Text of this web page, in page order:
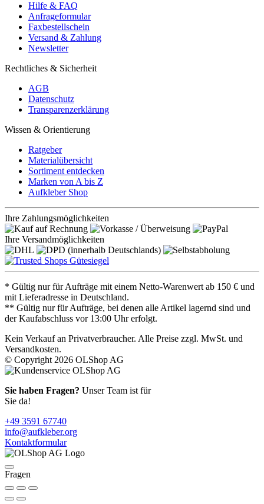
Hilfe & FAQ
Anfrageformular
Faxbestellschein
Versand & Zahlung
Newsletter
Rechtliches & Sicherheit
AGB
Datenschutz
Transparenzerklärung
Wissen & Orientierung
Ratgeber
Materialübersicht
Sortiment entdecken
Marken von A bis Z
Aufkleber Shop
Ihre Zahlungsmöglichkeiten
Ihre Versandmöglichkeiten
* Gültig nur für Aufträge mit einem Netto-Warenwert ab 150 € und
mit Lieferadresse in Deutschland.
** Gültig nur für Aufträge, bei denen alle Artikel lagernd sind und
der Kaufabschluss vor 13:00 Uhr erfolgt.
Kein Verkauf an Privatverbraucher. Alle Preise zzgl. MwSt. und
Versandkosten.
© Copyright 2026 OLShop AG
Sie haben Fragen? Unser Team ist für
Sie da!
+49 3591 67740
info@aufkleber.org
Kontaktformular
Fragen